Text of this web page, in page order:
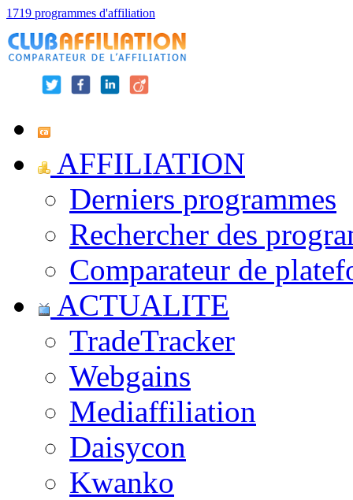
1719 programmes d'affiliation
AFFILIATION
Derniers programmes
Rechercher des
Comparateur de
ACTUALITE
TradeTracker
Webgains
Mediaffiliation
Daisycon
Kwanko